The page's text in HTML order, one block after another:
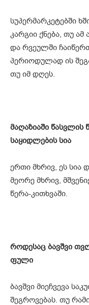
სუპერმარკეტებში
კარგიი ქნება, თუ
და რვეულში
პერიოდულად ის
თუ იმ დღეს.
მაღაზიაში წასვლის
საყიდლების სია
ერთი მხრივ, ეს სია
მეორე მხრივ,
წერა-კითხვაში.
როდესაც ბავშვი
ფული
ბავშვი მიეჩვევა
შეგროვებას. თუ